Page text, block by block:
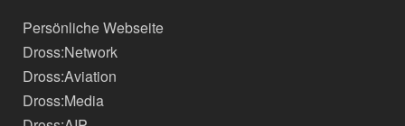
Persönliche Webseite
Dross:Network
Dross:Aviation
Dross:Media